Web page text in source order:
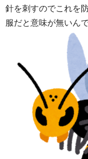
針を刺すのでこれを
服だと意味が無いんで